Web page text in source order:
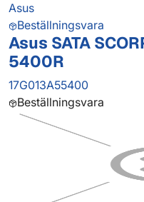
Asus
Beställningsvara
Asus SATA
5400R
17G013A55400
Beställningsvara